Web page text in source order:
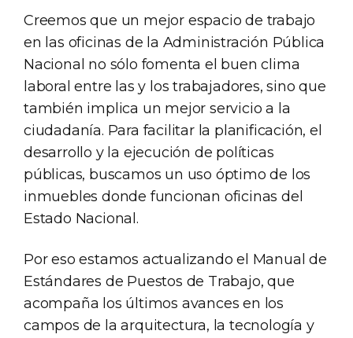
Creemos que un mejor espacio de trabajo
en las oficinas de la Administración Pública
Nacional no sólo fomenta el buen clima
laboral entre las y los trabajadores, sino que
también implica un mejor servicio a la
ciudadanía. Para facilitar la planificación, el
desarrollo y la ejecución de políticas
públicas, buscamos un uso óptimo de los
inmuebles donde funcionan oficinas del
Estado Nacional.
Por eso estamos actualizando el Manual de
Estándares de Puestos de Trabajo, que
acompaña los últimos avances en los
campos de la arquitectura, la tecnología y